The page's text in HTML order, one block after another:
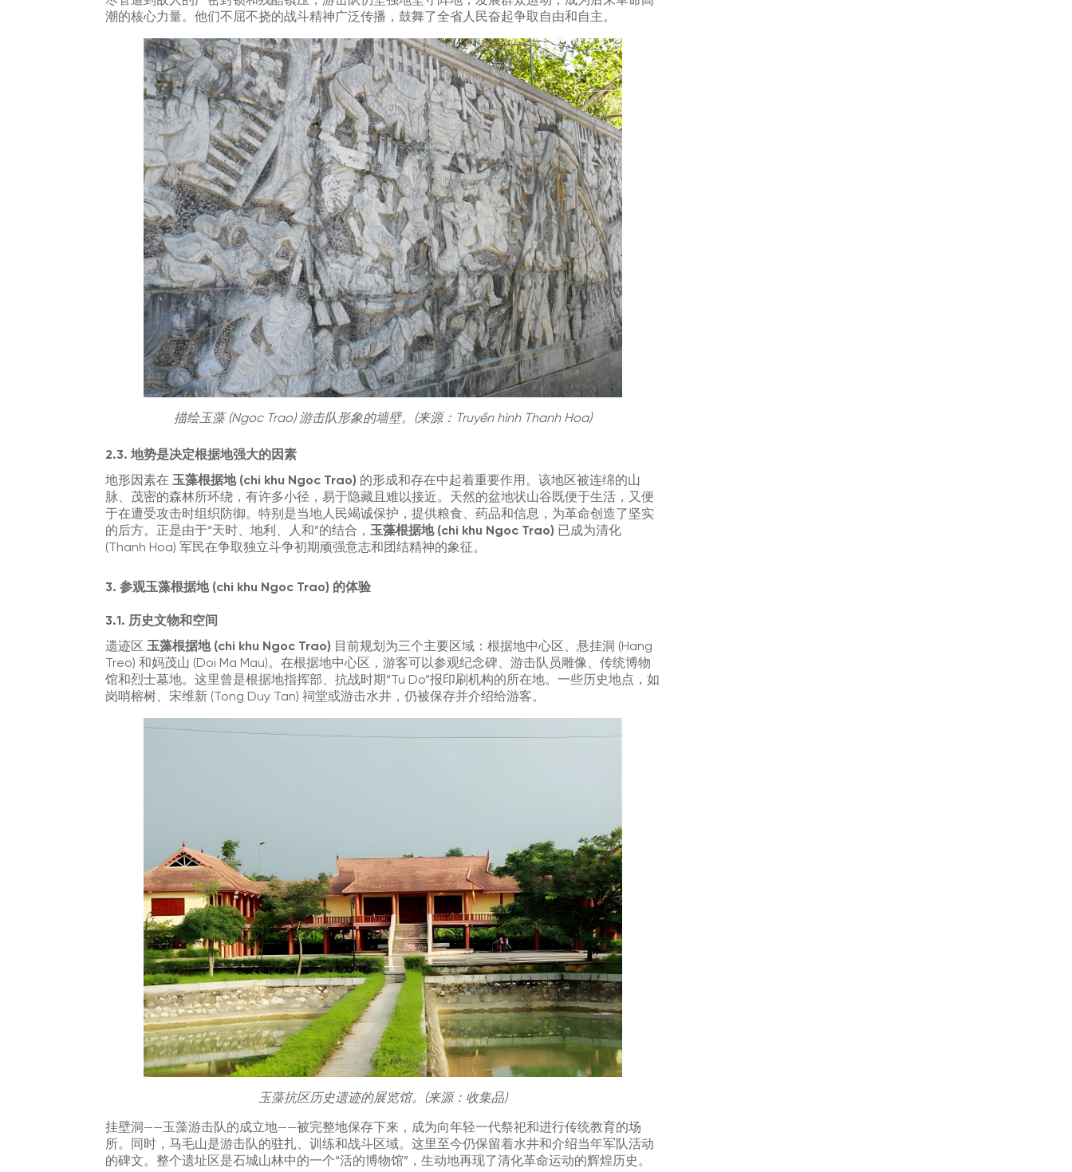
潮的核心力量。他们不屈不挠的战斗精神广泛传播，鼓舞了全省人民奋起争取自由和自主。
描绘玉藻 (Ngoc Trao) 游击队形象的墙壁。(来源：Truyền hình Thanh Hoa)
2.3. 地势是决定根据地强大的因素
地形因素在 玉藻根据地 (chi khu Ngoc Trao) 的形成和存在中起着重要作用。该地区被连绵的山
脉、茂密的森林所环绕，有许多小径，易于隐藏且难以接近。天然的盆地状山谷既便于生活，又便
于在遭受攻击时组织防御。特别是当地人民竭诚保护，提供粮食、药品和信息，为革命创造了坚实
的后方。正是由于“天时、地利、人和”的结合， 玉藻根据地 (chi khu Ngoc Trao) 已成为清化
(Thanh Hoa) 军民在争取独立斗争初期顽强意志和团结精神的象征。
3. 参观玉藻根据地 (chi khu Ngoc Trao) 的体验
3.1. 历史文物和空间
遗迹区 玉藻根据地 (chi khu Ngoc Trao) 目前规划为三个主要区域：根据地中心区、悬挂洞 (Hang
Treo) 和妈茂山 (Doi Ma Mau)。在根据地中心区，游客可以参观纪念碑、游击队员雕像、传统博物
馆和烈士墓地。这里曾是根据地指挥部、抗战时期“Tu Do”报印刷机构的所在地。一些历史地点，如
岗哨榕树、宋维新 (Tong Duy Tan) 祠堂或游击水井，仍被保存并介绍给游客。
玉藻抗区历史遗迹的展览馆。(来源：收集品)
挂壁洞——玉藻游击队的成立地——被完整地保存下来，成为向年轻一代祭祀和进行传统教育的场
所。同时，马毛山是游击队的驻扎、训练和战斗区域。这里至今仍保留着水井和介绍当年军队活动
的碑文。整个遗址区是石城山林中的一个“活的博物馆”，生动地再现了清化革命运动的辉煌历史。